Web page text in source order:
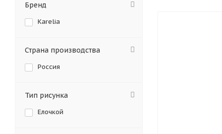
Бренд
Karelia
Страна производства
Россия
Тип рисунка
Елочкой